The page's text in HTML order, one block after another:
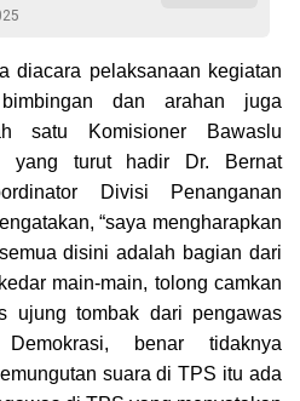
diacara pelaksanaan kegiatan
dan arahan juga
satu Komisioner Bawaslu
yang turut hadir Dr. Bernat
Divisi Penanganan
“saya mengharapkan
disini adalah bagian dari
main-main, tolong camkan
ujung tombak dari pengawas
benar tidaknya
suara di TPS itu ada